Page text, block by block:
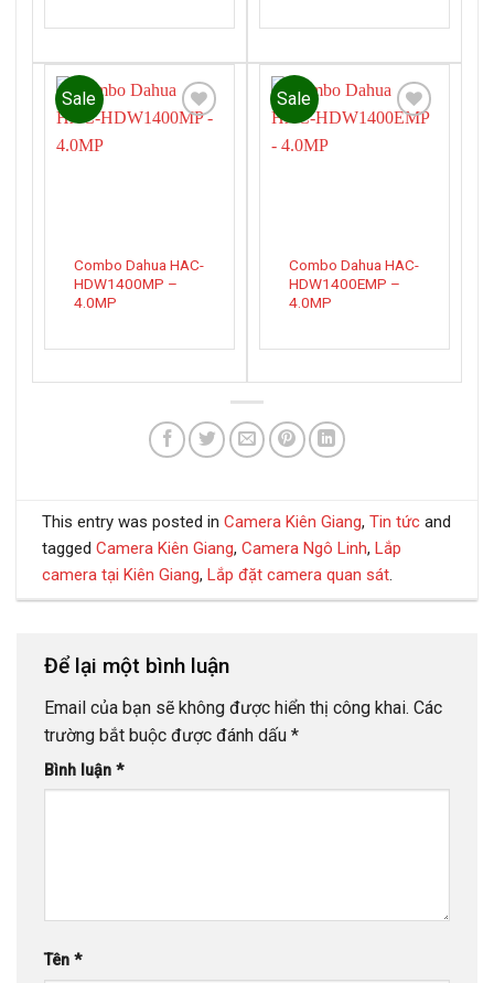
Sale
Combo Dahua HAC-
HDW1400MP –
4.0MP
Sale
Combo Dahua HAC-
HDW1400EMP –
4.0MP
This entry was posted in Camera Kiên Giang, Tin tứcand
tagged Camera Kiên Giang, Camera Ngô Linh, Lắp
camera tại Kiên Giang, Lắp đặt camera quan sát.
Để lại một bình luận
Email của bạn sẽ không được hiển thị công khai. Các
trường bắt buộc được đánh dấu *
Bình luận *
Tên *